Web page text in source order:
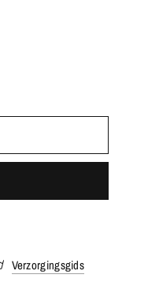
Verzorgingsgids